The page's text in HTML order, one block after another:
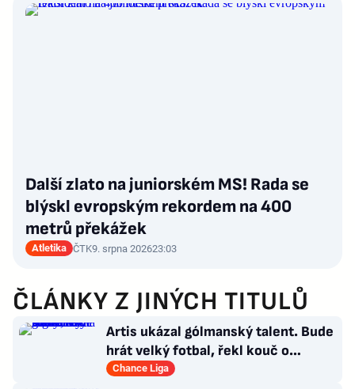
Další zlato na juniorském MS! Rada se
blýskl evropským rekordem na 400
metrů překážek
Atletika ČTK9. srpna 202623:03
ČLÁNKY Z JINÝCH TITULŮ
Artis ukázal gólmanský talent. Bude
hrát velký fotbal, řekl kouč o
Kašíkovi. Body ale má Sigma
Chance Liga